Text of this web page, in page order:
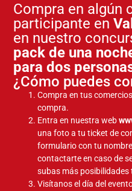
Compra en algún
participante en
en nuestro
pack de una
para dos
¿Cómo puedes
Compra en tus
compra.
Entra en nuestra web
una foto a tu ticket de
formulario con tu
contactarte en caso de
subas más posibilidades
Visítanos el día del